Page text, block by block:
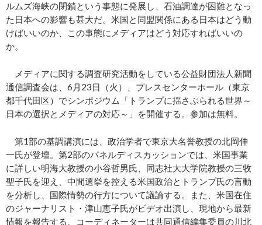
ルムズ海峡の閉鎖という事態に発展し、石油調達が困難となっ
た日本への影響も甚大だ。米国と同盟関係にある日本はどう動
けばいいのか、この事態にメディアはどう対応すればいいの
か。
メディアに関する調査研究活動をしている公益財団法人新聞
通信調査会は、6月23日（火）、プレスセンターホール（東京
都千代田区）でシンポジウム「トランプに揺さぶられる世界～
日本の選択とメディアの対応～」を開催する。参加は無料。
第1部の基調講演には、政治学者で東京大名誉教授の北岡伸
一氏が登壇。第2部のパネルディスカッションでは、米国事業
に詳しい明海大教授の小谷哲男氏、同志社大大学院教授の三牧
聖子氏を迎え、中間選挙を控える米国政治とトランプ氏の言動
を分析し、国際情勢の行方について議論する。また、米国在住
のジャーナリスト・津山恵子氏がビデオ出演し、現地から最新
情報を報告する。コーディネーターは共同通信編集委員の川北